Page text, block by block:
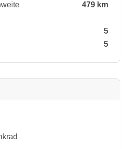
479 km
5
5